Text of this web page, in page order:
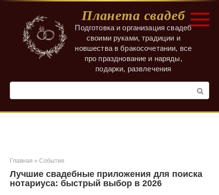
контенту
Планета свадеб
Подготовка и организация свадеб
своими руками, традиции и
новшества в бракосочетании, все
про празднование и наряды,
подарки, развлечения
Главная » Событие
Лучшие свадебные приложения для поиска
нотариуса: быстрый выбор в 2026